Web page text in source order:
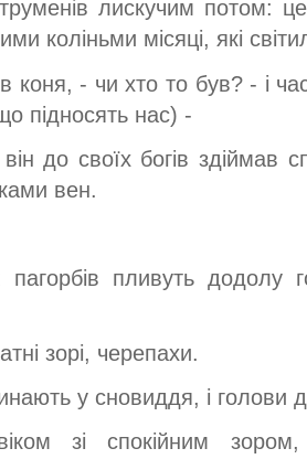
лискучим потом:
коліньми місяці, які
коня, - чи хто то був? - і
підносять нас) -
до своїх богів здіймав
вен.
пливуть додолу
зорі, черепахи.
у сновиддя, і голови
зі спокійним